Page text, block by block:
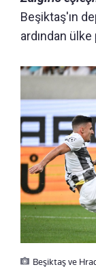
Beşiktaş'ın
ardından
Beşiktaş ve